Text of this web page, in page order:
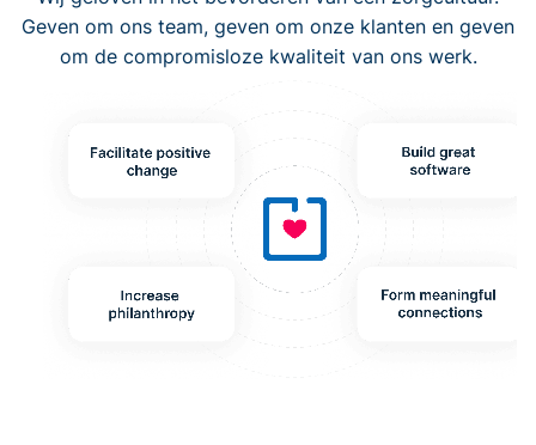
Geven om ons team, geven om onze klanten en geven
om de compromisloze kwaliteit van ons werk.